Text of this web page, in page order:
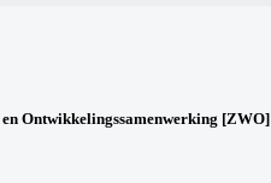
Ontwikkelingssamenwerking [ZWO]